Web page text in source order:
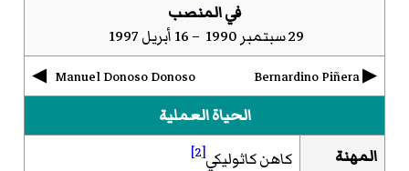
في المنصب
29 سبتمبر 1990 – 16 أبريل 1997
▶︎
Bernardino Piñera
Manuel Donoso Donoso
◀︎
الحياة العملية
المهنة
كاهن كاثوليكي[2]